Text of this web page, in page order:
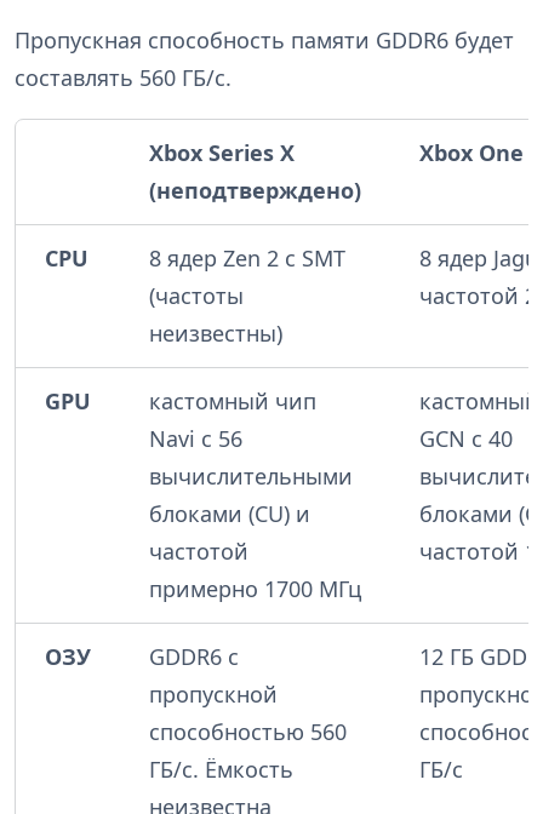
Пропускная способность памяти GDDR6 будет
составлять 560 ГБ/с.
Xbox Series X
(неподтверждено)
Xbox One X
CPU
8 ядер Zen 2 с SMT
(частоты
неизвестны)
8 ядер
частотой
GPU
кастомный чип
Navi с 56
вычислительными
блоками (CU) и
частотой
примерно 1700 МГц
GCN с 40
блоками
частотой
ОЗУ
GDDR6 с
пропускной
способностью 560
ГБ/с. Ёмкость
неизвестна
12 ГБ
ГБ/с